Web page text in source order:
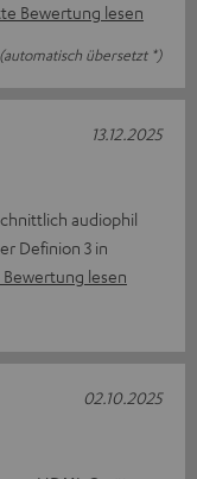
Bewertung lesen
(automatisch übersetzt *)
audiophil
Definion 3 in
lesen
13.12.2025
02.10.2025